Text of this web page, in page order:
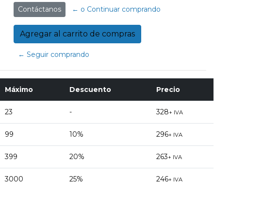
Contáctanos ← o Continuar comprando
← Seguir comprando
Máximo Descuento Precio
23 - 328+ IVA
99 10% 296+ IVA
399 20% 263+ IVA
3000 25% 246+ IVA